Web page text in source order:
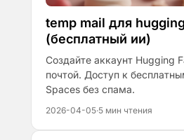
temp mail для
(бесплатный ии)
Создайте аккаунт Hugging
почтой. Доступ к
Spaces без спама.
2026-04-05·5 мин чтения